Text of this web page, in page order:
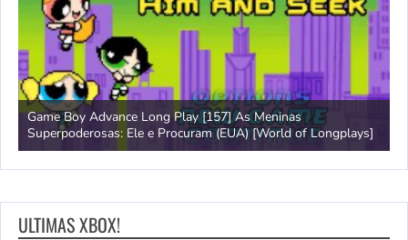
Game Boy Advance Long Play [157] As Meninas
Superpoderosas: Ele e Procuram (EUA) [World of Longplays]
ULTIMAS XBOX!